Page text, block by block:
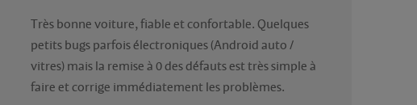
Très bonne voiture, fiable et confortable. Quelques
petits bugs parfois électroniques (Android auto /
vitres) mais la remise à 0 des défauts est très simple à
faire et corrige immédiatement les problèmes.